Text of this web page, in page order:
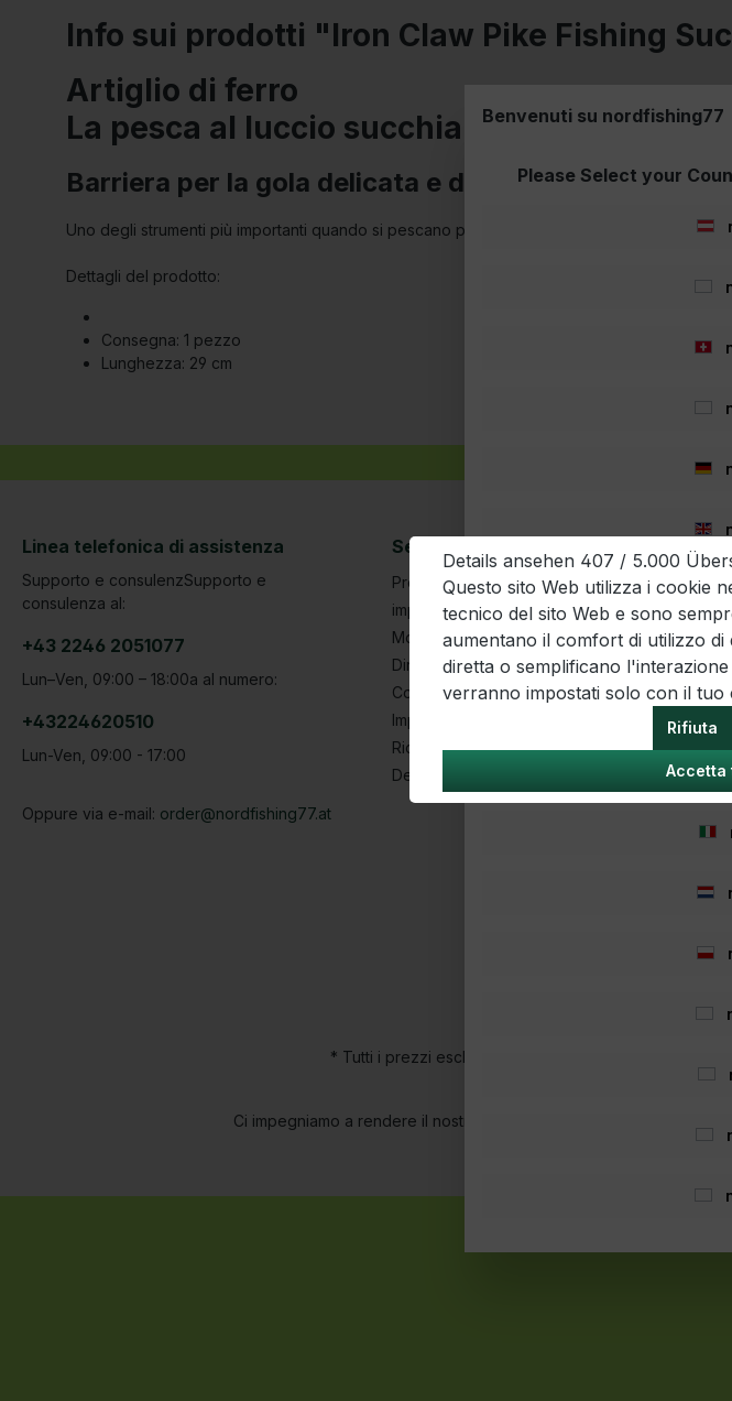
Info sui prodotti "Iron Claw Pike Fishing
Artiglio di ferro
La pesca al luccio succhia il luccio Gag XL
Barriera per la gola delicata e di alta qualità
Uno degli strumenti più importanti quando si pescano pesci predatori. Permette di
Dettagli del prodotto:
Consegna: 1 pezzo
Lunghezza: 29 cm
Linea telefonica di assistenza
Supporto e consulenzSupporto e
consulenza al:
+43 2246 2051077
Lun–Ven, 09:00 – 18:00a al numero:
+43224620510
Lun-Ven, 09:00 - 17:00
Oppure via e-mail: order@nordfishing77.at
Servizio | Legale
Protezione dati
impronta
Modulo di cancellazione
Diritto di recesso
Condizioni
Impostazioni dei cookie
Richiesta servizio
Denunce, contestazioni
* Tutti i prezzi escl. IVA più ed
Ci impegniamo a rendere il nostro sito web accessibile a tutti gli
​Details ansehen 407 / 5.000
Questo sito Web utilizza i cookie
tecnico del sito Web e sono
aumentano il comfort di utilizzo
diretta o semplificano
verranno impostati solo con il tuo
Rifiuta
Accetta
Benvenuti su nordfishing77
Please Select your